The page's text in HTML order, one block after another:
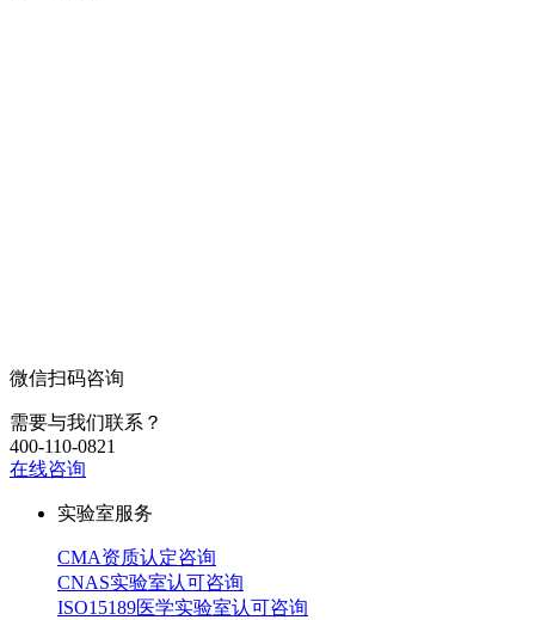
微信扫码咨询
需要与我们联系？
400-110-0821
在线咨询
实验室服务
CMA资质认定咨询
CNAS实验室认可咨询
ISO15189医学实验室认可咨询